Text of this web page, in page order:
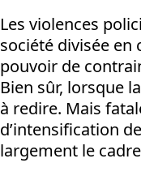
Les violences
société divisée en
pouvoir de
Bien sûr, lorsque
à redire. Mais
d’intensification
largement le